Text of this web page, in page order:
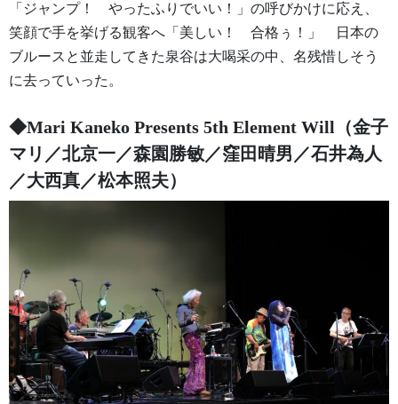
「ジャンプ！ やったふりでいい！」の呼びかけに応え、
笑顔で手を挙げる観客へ「美しい！ 合格ぅ！」 日本の
ブルースと並走してきた泉谷は大喝采の中、名残惜しそう
に去っていった。
◆Mari Kaneko Presents 5th Element Will（金子
マリ／北京一／森園勝敏／窪田晴男／石井為人
／大西真／松本照夫）